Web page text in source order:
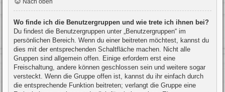
Wo finde ich die Benutzergruppen und wie trete ich ihnen bei?
Du findest die Benutzergruppen unter „Benutzergruppen“ im
persönlichen Bereich. Wenn du einer beitreten möchtest, kannst du
dies mit der entsprechenden Schaltfläche machen. Nicht alle
Gruppen sind allgemein offen. Einige erfordern erst eine
Freischaltung, andere können geschlossen sein und weitere sogar
versteckt. Wenn die Gruppe offen ist, kannst du ihr einfach durch
die entsprechende Funktion beitreten; verlangt die Gruppe eine